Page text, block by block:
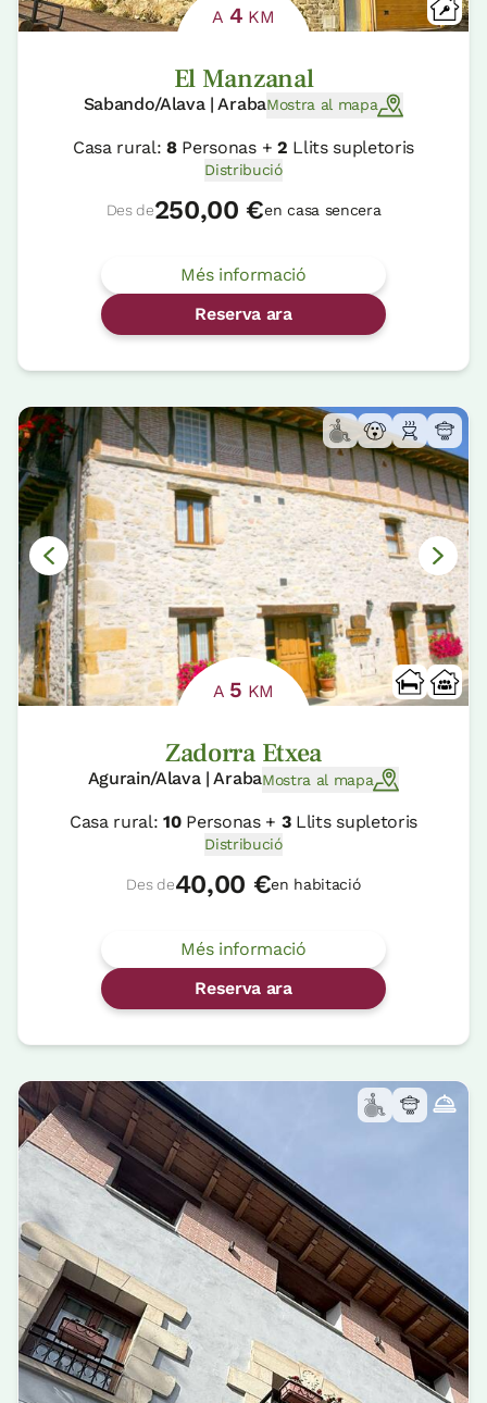
A 4 KM
El Manzanal
Sabando/Alava | ArabaMostra al mapa
Casa rural:8Personas + 2 Llits supletoris
Distribució
Des de250,00 €en casa sencera
Més informació
Reserva ara
A 5 KM
Zadorra Etxea
Agurain/Alava | ArabaMostra al mapa
Casa rural:10Personas + 3Llits supletoris
Distribució
Des de40,00 €en habitació
Més informació
Reserva ara